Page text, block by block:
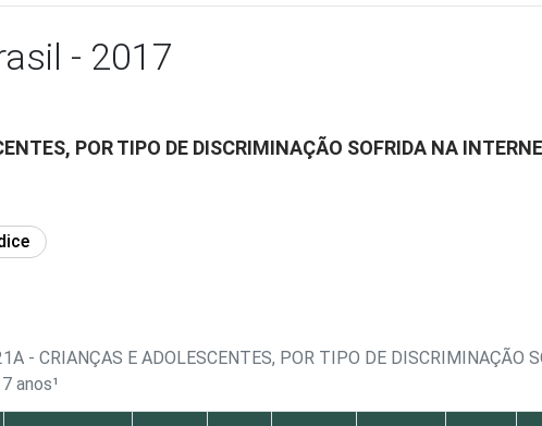
- 2017
POR TIPO DE DISCRIMINAÇÃO SOFRIDA NA
- CRIANÇAS E ADOLESCENTES, POR TIPO DE DISCRIMINAÇÃO
anos¹